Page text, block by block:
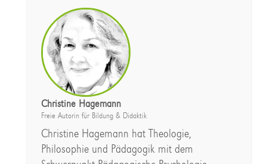
Christine Hagemann
Freie Autorin für Bildung & Didaktik
Christine Hagemann hat Theologie,
Philosophie und Pädagogik mit dem